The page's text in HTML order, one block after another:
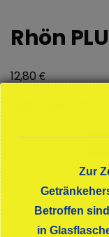
Rhön
12,80€
zzgl. Pfand 3,30
Rhön
12x0,75
Menge
Zur
Betroffen
in